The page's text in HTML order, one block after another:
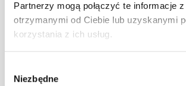
Partnerzy mogą połączyć te informacje
otrzymanymi od Ciebie lub uzyskanymi
korzystania z ich usług.
zgody
Niezbędne
Najczęściej tak – integrację realizuje
lub partner wdrożeniowy. Jeśli nie
Twojego systemu). Sprawdź